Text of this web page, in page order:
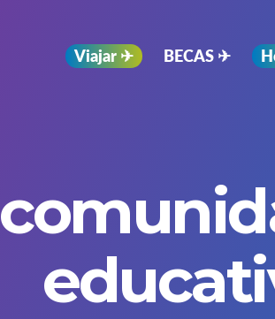
Viajar ✈︎ BECAS ✈︎